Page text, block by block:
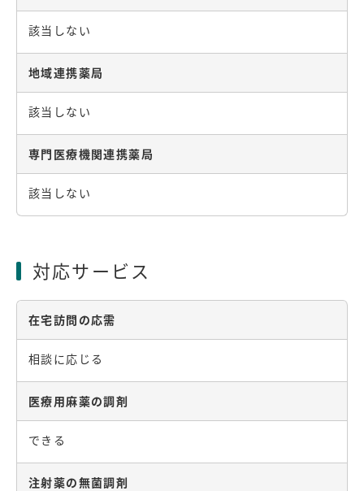
該当しない
地域連携薬局
該当しない
専門医療機関連携薬局
該当しない
対応サービス
在宅訪問の応需
相談に応じる
医療用麻薬の調剤
できる
注射薬の無菌調剤